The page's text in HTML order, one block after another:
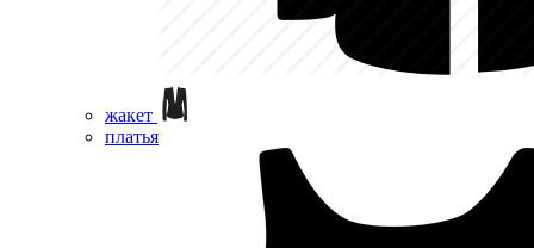
жакет
платья